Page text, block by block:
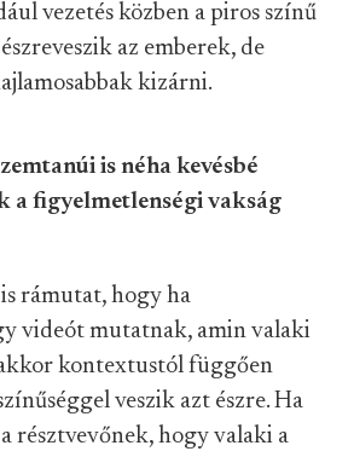
vezetés közben a piros színű
az emberek, de
kizárni.
is néha kevésbé
a figyelmetlenségi vakság
rámutat, hogy ha
videót mutatnak, amin valaki
kontextustól függően
veszik azt észre. Ha
résztvevőnek, hogy valaki a